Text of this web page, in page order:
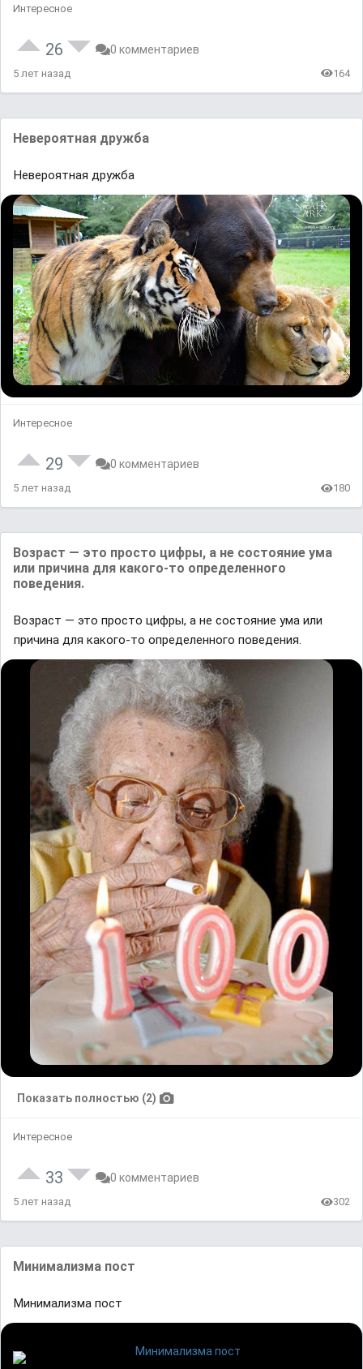
Интересное
26 0 комментариев
5 лет назад 164
Невероятная дружба
Невероятная дружба
Интересное
29 0 комментариев
5 лет назад 180
Возраст — это просто цифры, а не состояние ума
или причина для какого-то определенного
поведения.
Возраст — это просто цифры, а не состояние ума или
причина для какого-то определенного поведения.
Показать полностью (2)
Интересное
33 0 комментариев
5 лет назад 302
Минимализма пост
Минимализма пост